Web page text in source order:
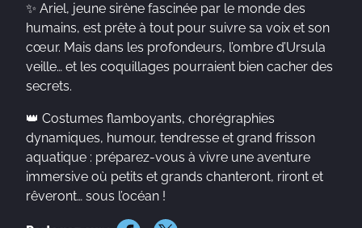
✨ Ariel, jeune sirène fascinée par le monde des
humains, est prête à tout pour suivre sa voix et son
cœur. Mais dans les profondeurs, l’ombre d’Ursula
veille… et les coquillages pourraient bien cacher des
secrets.
👑 Costumes flamboyants, chorégraphies
dynamiques, humour, tendresse et grand frisson
aquatique : préparez-vous à vivre une aventure
immersive où petits et grands chanteront, riront et
rêveront… sous l’océan !